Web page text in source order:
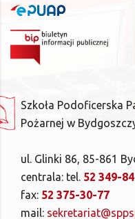
Szkoła Podoficerska
Pożarnej w
ul. Glinki 86, 85-861
centrala: tel. 52 349-
fax: 52 375-30-77
mail: